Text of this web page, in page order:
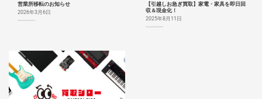
営業所移転のお知らせ
2026年3月6日
【引越しお急ぎ買取】家電・家具を即日回
収＆現金化！
2025年8月11日